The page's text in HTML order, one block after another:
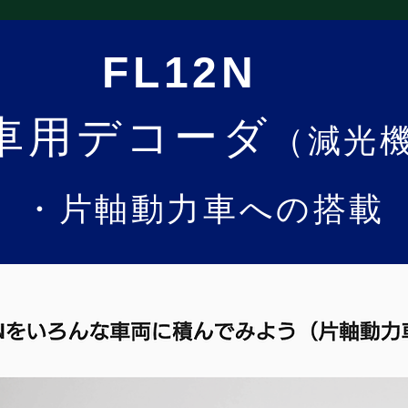
FL12N
用デコーダ
（減光
・片軸動力車への搭載